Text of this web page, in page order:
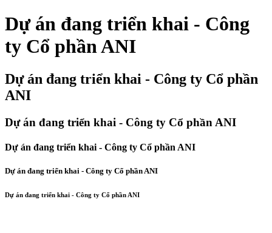
Dự án đang triển khai - Công
ty Cổ phần ANI
Dự án đang triển khai - Công ty Cổ phần
ANI
Dự án đang triển khai - Công ty Cổ phần ANI
Dự án đang triển khai - Công ty Cổ phần ANI
Dự án đang triển khai - Công ty Cổ phần ANI
Dự án đang triển khai - Công ty Cổ phần ANI